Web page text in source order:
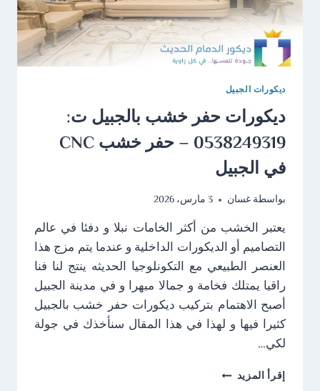
ديكورات الجبيل
ديكورات حفر خشب بالجبيل ت:
0538249319 – حفر خشب CNC
في الجبيل
بواسطةغسان 3 مارس، 2026
يعتبر الخشب من أكثر الخامات نبلا و دفئا في عالم
التصاميم أو الديكورات الداخلية و عندما يتم مزج هذا
العنصر الطبيعي مع التكونلوجيا الحديثه ينتج لنا فنا
راقيا يمتلك فخامة و جمالا مبهرا و في مدينة الجبيل
أصبح الاهتمام بتركيب ديكورات حفر خشب بالجبيل
كثيرا فيها و لهذا في هذا المقال سنأخذك في جولة
لكي…
إقرأ المزيد ديكورات